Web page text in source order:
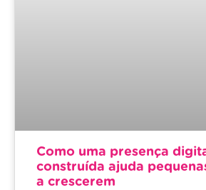
Como uma presença
construída ajuda
a crescerem